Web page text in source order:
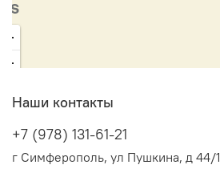
Наши контакты
+7 (978) 131-61-21
г Симферополь, ул Пушкина, д 44/1